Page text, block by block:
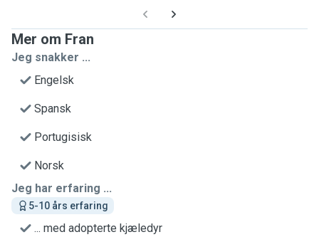
Mer om Fran
Jeg snakker ...
Engelsk
Spansk
Portugisisk
Norsk
Jeg har erfaring ...
5-10 års erfaring
... med adopterte kjæledyr